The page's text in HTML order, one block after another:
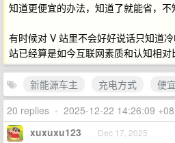
知道更便宜的办法，知道了就能省，不
有时候对 V 站里不会好好说话只知道
站已经算是如今互联网素质和认知相对
新能源车主 充电方式
便宜
20 replies • 2025-12-22 14:26:09
xuxuxu123 Dec 17, 2025